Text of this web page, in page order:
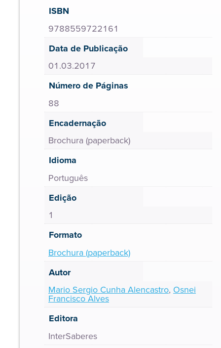
ISBN
9788559722161
Data de Publicação
01.03.2017
Número de Páginas
88
Encadernação
Brochura (paperback)
Idioma
Português
Edição
1
Formato
Brochura (paperback)
Autor
Mario Sergio Cunha Alencastro, Osnei
Francisco Alves
Editora
InterSaberes